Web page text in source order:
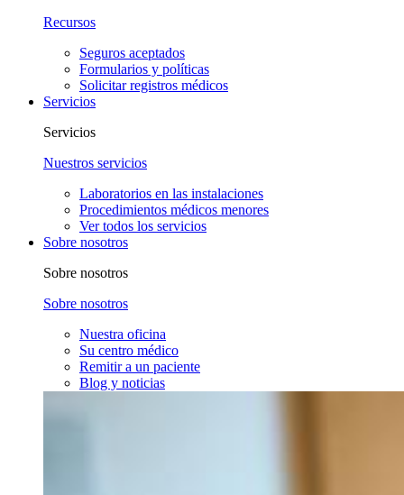
Recursos
Seguros aceptados
Formularios y políticas
Solicitar registros médicos
Servicios
Servicios
Nuestros servicios
Laboratorios en las instalaciones
Procedimientos médicos menores
Ver todos los servicios
Sobre nosotros
Sobre nosotros
Sobre nosotros
Nuestra oficina
Su centro médico
Remitir a un paciente
Blog y noticias